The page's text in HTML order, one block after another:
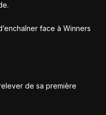
face à Winners
de sa première